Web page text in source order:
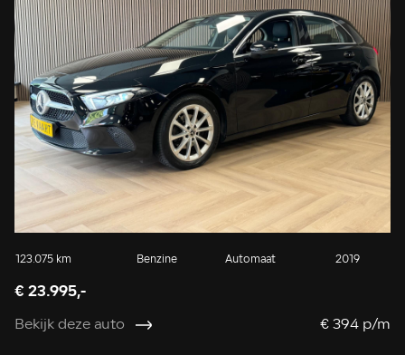
123.075 km Benzine Automaat 2019
€ 23.995,-
Bekijk deze auto € 394 p/m